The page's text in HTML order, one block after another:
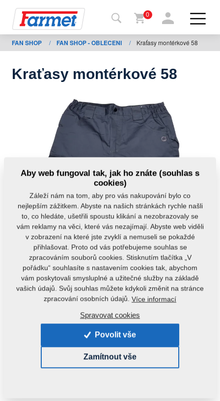
Zpět
na
stažení
0
FAN SHOP / FAN SHOP - OBLECENI / Kraťasy montérkové 58
Kraťasy montérkové 58
Kód produktu: r00046
Zjistit dostupnost
0,4850 kg
ks: Do košíku
Aby web fungoval tak, jak ho znáte (souhlas s
cookies)
Záleží nám na tom, aby pro vás nakupování bylo co
nejlepším zážitkem. Abyste na našich stránkách rychle našli
to, co hledáte, ušetřili spoustu klikání a nezobrazovaly se
vám reklamy na věci, které vás nezajímají. Abyste web viděli
v zobrazení na které jste zvyklí a nemuseli se pokaždé
přihlašovat. Proto od vás potřebujeme souhlas se
zpracováním souborů cookies. Stisknutím tlačítka „V
pořádku“ souhlasíte s nastavením cookies tak, abychom
vám poskytovali smysluplné a užitečné služby na základě
vašich údajů. Svůj souhlas můžete kdykoli změnit na stránce
zpracování osobních údajů. Více informací
Spravovat cookies
Povolit vše
Zamítnout vše